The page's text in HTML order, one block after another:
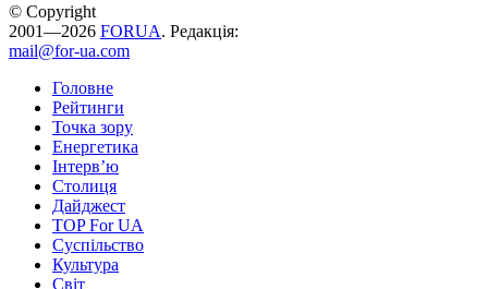
© Copyright
2001—2026 FORUA. Редакція:
mail@for-ua.com
Головне
Рейтинги
Точка зору
Енергетика
Інтерв’ю
Столиця
Дайджест
TOP For UA
Суспiльство
Культура
Світ